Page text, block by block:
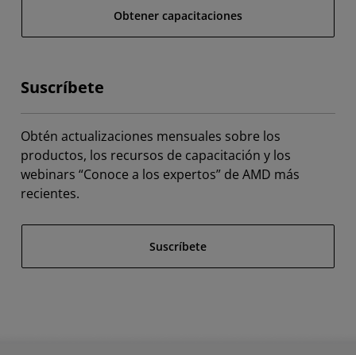
Obtener capacitaciones
Suscríbete
Obtén actualizaciones mensuales sobre los
productos, los recursos de capacitación y los
webinars “Conoce a los expertos” de AMD más
recientes.
Suscríbete